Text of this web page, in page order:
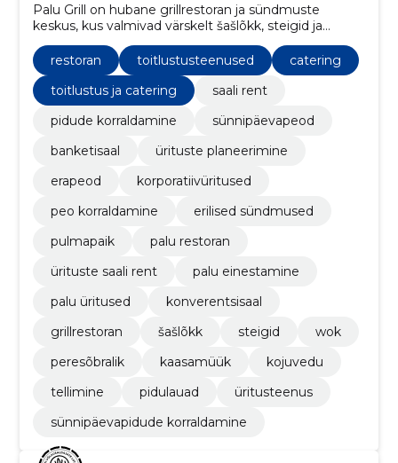
Palu Grill on hubane grillrestoran ja sündmuste
keskus, kus valmivad värskelt šašlõkk, steigid ja
restoran
toitlustusteenused
catering
toitlustus ja catering
saali rent
pidude korraldamine
sünnipäevapeod
banketisaal
ürituste planeerimine
erapeod
korporatiivüritused
peo korraldamine
erilised sündmused
pulmapaik
palu restoran
ürituste saali rent
palu einestamine
palu üritused
konverentsisaal
grillrestoran
šašlõkk steigid
wok
peresõbralik
kaasamüük
kojuvedu
tellimine
pidulauad
üritusteenus
sünnipäevapidude korraldamine